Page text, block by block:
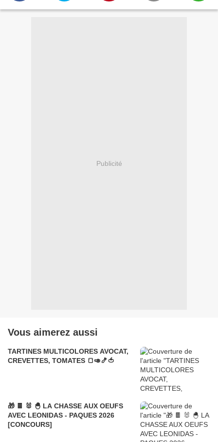
Publicité
Vous aimerez aussi
TARTINES MULTICOLORES AVOCAT,
CREVETTES, TOMATES 🍞🥑🍤🍅
🎁 🍫 🐰 🐣 LA CHASSE AUX OEUFS
AVEC LEONIDAS - PAQUES 2026
[CONCOURS]